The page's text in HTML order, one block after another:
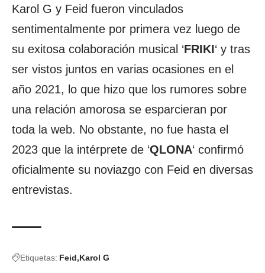
Karol G y Feid fueron vinculados
sentimentalmente por primera vez luego de
su exitosa colaboración musical ‘FRIKI‘ y tras
ser vistos juntos en varias ocasiones en el
año 2021, lo que hizo que los rumores sobre
una relación amorosa se esparcieran por
toda la web. No obstante, no fue hasta el
2023 que la intérprete de ‘QLONA‘ confirmó
oficialmente su noviazgo con Feid en diversas
entrevistas.
Etiquetas: Feid Karol G